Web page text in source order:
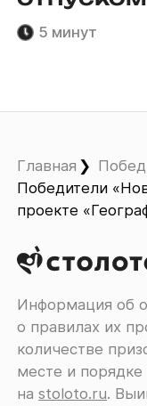
5 минут
Главная
Победители
проекте
Информация об
о правилах их
количестве
месте и
наstoloto.ru.